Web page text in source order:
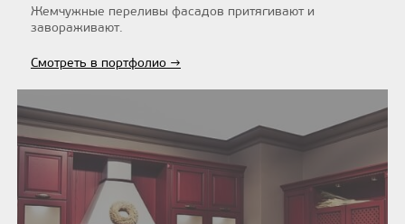
Жемчужные переливы фасадов притягивают и
завораживают.
Смотреть в портфолио →